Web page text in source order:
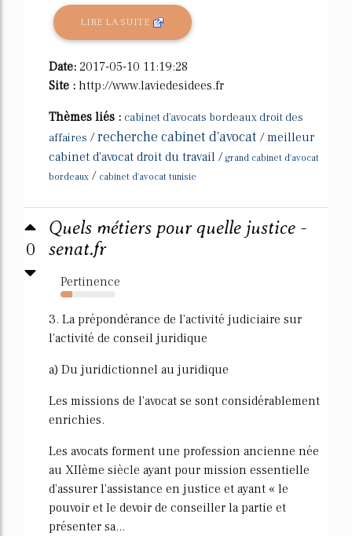
LIRE LA SUITE
Date: 2017-05-10 11:19:28
Site : http://www.laviedesidees.fr
Thèmes liés : cabinet d'avocats bordeaux droit des
affaires /recherche cabinet d'avocat /meilleur
cabinet d'avocat droit du travail / grand cabinet d'avocat
bordeaux / cabinet d'avocat tunisie
0
Quels métiers pour quelle justice -
senat.fr
Pertinence
21%
3. La prépondérance de l'activité judiciaire sur
l'activité de conseil juridique
a) Du juridictionnel au juridique
Les missions de l'avocat se sont considérablement
enrichies.
Les avocats forment une profession ancienne née
au XIIème siècle ayant pour mission essentielle
d'assurer l'assistance en justice et ayant « le
pouvoir et le devoir de conseiller la partie et
présenter sa...